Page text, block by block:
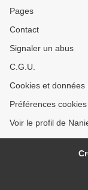
Pages
Contact
Signaler un abus
C.G.U.
Cookies et données
Préférences cookies
Voir le profil de